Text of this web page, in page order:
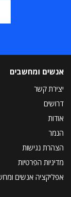
אנשים ומחשבים
יצירת קשר
דרושים
אודות
הנמר
הצהרת נגישות
מדיניות הפרטיות
אפליקציה אנשים